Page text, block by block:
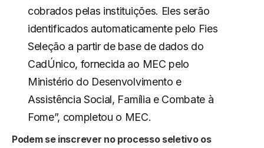
cobrados pelas instituições. Eles serão
identificados automaticamente pelo Fies
Seleção a partir de base de dados do
CadÚnico, fornecida ao MEC pelo
Ministério do Desenvolvimento e
Assistência Social, Família e Combate à
Fome”, completou o MEC.
Podem se inscrever no processo seletivo os